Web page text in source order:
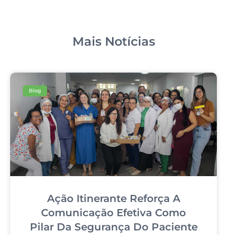
Mais Notícias
Blog
Ação Itinerante Reforça A
Comunicação Efetiva Como
Pilar Da Segurança Do Paciente